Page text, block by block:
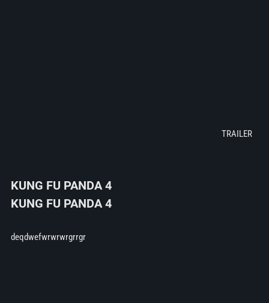
KUNG FU PANDA 4
KUNG FU PANDA 4
deqdwefwrwrwrgrrgr